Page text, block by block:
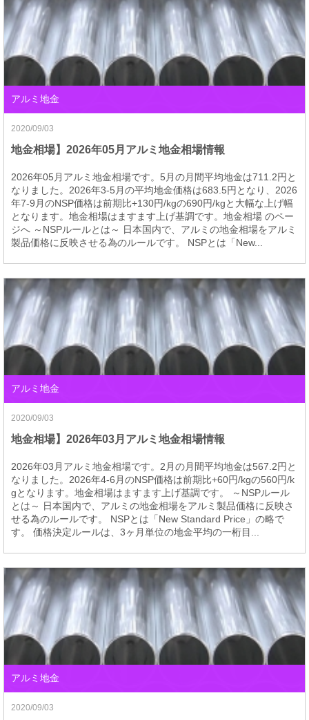
アルミ地金
2020/09/03
地金相場】2026年05月アルミ地金相場情報
2026年05月アルミ地金相場です。5月の月間平均地金は711.2円と
なりました。2026年3-5月の平均地金価格は683.5円となり、2026
年7-9月のNSP価格は前期比+130円/kgの690円/kgと大幅な上げ幅
となります。地金相場はますます上げ基調です。地金相場 のペー
ジへ ～NSPルールとは～ 日本国内で、アルミの地金相場をアルミ
製品価格に反映させる為のルールです。 NSPとは「New...
アルミ地金
2020/09/03
地金相場】2026年03月アルミ地金相場情報
2026年03月アルミ地金相場です。2月の月間平均地金は567.2円と
なりました。2026年4-6月のNSP価格は前期比+60円/kgの560円/k
gとなります。地金相場はますます上げ基調です。 ～NSPルール
とは～ 日本国内で、アルミの地金相場をアルミ製品価格に反映さ
せる為のルールです。 NSPとは「New Standard Price」の略で
す。 価格決定ルールは、3ヶ月単位の地金平均の一桁目...
アルミ地金
2020/09/03